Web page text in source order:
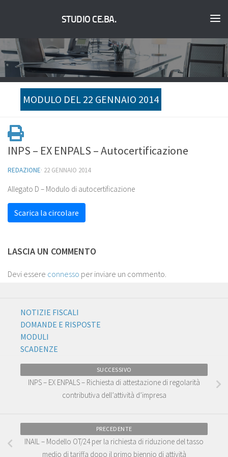
STUDIO CE.BA.
MODULO DEL 22 GENNAIO 2014
INPS – EX ENPALS – Autocertificazione
REDAZIONE· 22 GENNAIO 2014
Allegato D – Modulo di autocertificazione
Scarica la circolare
LASCIA UN COMMENTO
Devi essere connesso per inviare un commento.
NOTIZIE FISCALI
DOMANDE E RISPOSTE
MODULI
SCADENZE
SUCCESSIVO
INPS – EX ENPALS – Richiesta di attestazione di regolarità
contributiva dell’attività d’impresa
PRECEDENTE
INAIL – Modello OT/24 per la richiesta di riduzione del tasso
medio di tariffa dopo il primo biennio di attività